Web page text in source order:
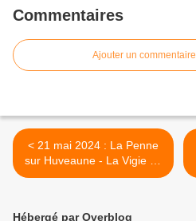
Commentaires
Ajouter un commentaire
< 21 mai 2024 : La Penne
sur Huveaune - La Vigie de
Fenestrelles
Hébergé par Overblog